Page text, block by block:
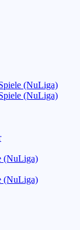
(NuLiga)
(NuLiga)
(NuLiga)
(NuLiga)